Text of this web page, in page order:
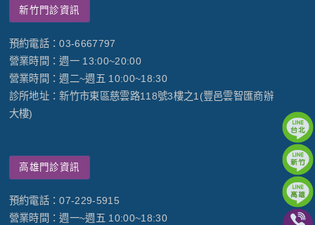
新竹門診資訊
預約電話：03-6667797
營業時間：週一 13:00~20:00
營業時間：週二~週五 10:00~18:30
診所地址：新竹市東區慈雲路118號3樓之1(豐邑雲智匯商辦
大樓)
高雄門診資訊
預約電話：07-229-5915
營業時間：週一~週五 10:00~18:30